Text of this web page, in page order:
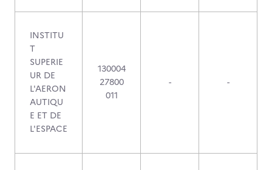
INSTITU
T
SUPERIE
UR DE
L'AERON
AUTIQU
E ET DE
L'ESPACE
130004
27800
011
- -